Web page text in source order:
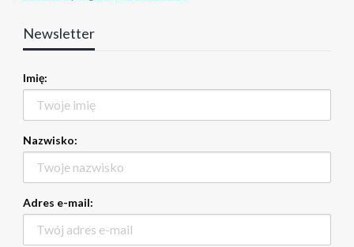
Newsletter
Imię:
Nazwisko:
Adres e-mail: